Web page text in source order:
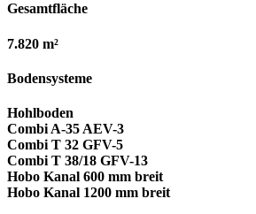
Gesamtfläche
7.820 m²
Bodensysteme
Hohlboden
Combi A-35 AEV-3
Combi T 32 GFV-5
Combi T 38/18 GFV-13
Hobo Kanal 600 mm breit
Hobo Kanal 1200 mm breit